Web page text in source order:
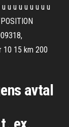
u u u u u u u u
10 15 km 200
avtal